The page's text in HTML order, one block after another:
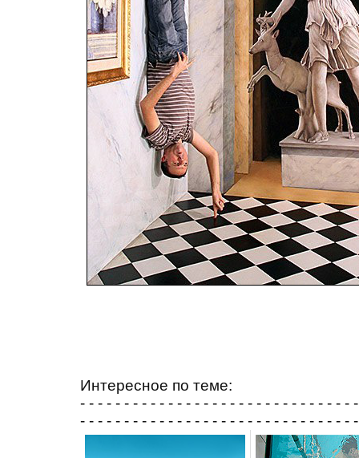
Интересное по теме:
- - - - - - - - - - - - - - - - - - - - - - - - - - - - - - -
- - - - - - - - - - - - - - - - - - - - - - - - - - - - - - -